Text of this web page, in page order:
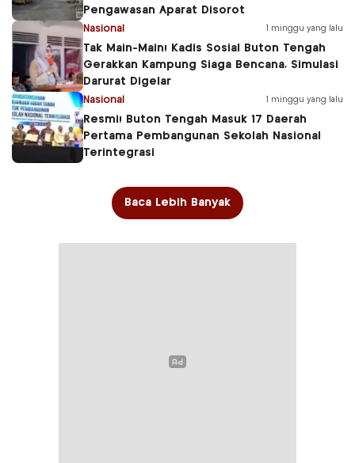
Pengawasan Aparat Disorot
Nasional 1 minggu yang lalu
Tak Main-Main! Kadis Sosial Buton Tengah
Gerakkan Kampung Siaga Bencana, Simulasi
Darurat Digelar
Nasional 1 minggu yang lalu
Resmi! Buton Tengah Masuk 17 Daerah
Pertama Pembangunan Sekolah Nasional
Terintegrasi
Baca Lebih Banyak